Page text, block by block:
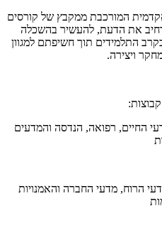
המורכבת ממקבץ של קורסים
את הדעת, להעשיר בהשכלה
בקרב התלמידים תוך חשיפתם למגוון
ויצירה.
החיים, רפואה, הנדסה והמדעים
הרוח, מדעי החברה והאמנויות